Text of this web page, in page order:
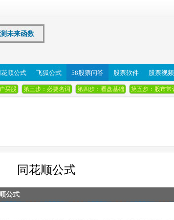
未来函数
花顺公式 飞狐公式 58股票问答 股票软件 股票视频
买股 第三步：必要名词 第四步：看盘基础 第五步：股市常
同花顺公式
公式